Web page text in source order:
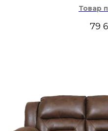
Товар
79